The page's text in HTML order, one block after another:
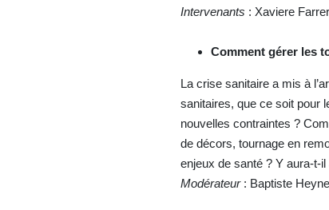
Intervenants : Xaviere
Comment gérer les
La crise sanitaire a mis à
sanitaires, que ce soit pour
nouvelles contraintes ?
de décors, tournage en
enjeux de santé ? Y aura-t-
Modérateur: Baptiste